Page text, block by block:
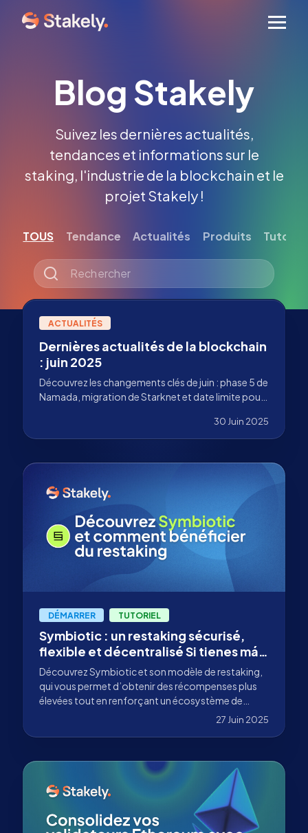
Blog Stakely
Suivez les dernières actualités,
tendances et informations sur le
staking, l'industrie de la blockchain et le
projet Stakely !
TOUS Tendance Actualités Produits Tutoriel
ACTUALITÉS
Dernières actualités de la blockchain
: juin 2025
Découvrez les changements clés de juin : phase 5 de
Namada, migration de Starknet et date limite pour
30 Juin 2025
DÉMARRER TUTORIEL
Symbiotic : un restaking sécurisé,
flexible et décentralisé Si tienes más
contenido relacionado con este
título que quieras traduci
Découvrez Symbiotic et son modèle de restaking,
qui vous permet d’obtenir des récompenses plus
élevées tout en renforçant un écosystème de
sécurité partagée. Rejoignez-nous avec le Vault de
27 Juin 2025